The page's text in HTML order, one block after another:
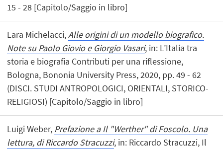
15 - 28 [Capitolo/Saggio in libro]
Lara Michelacci,Alle origini di un modello biografico.
Note su Paolo Giovio e Giorgio Vasari, in: L’Italia tra
storia e biografia Contributi per una riflessione,
Bologna, Bononia University Press, 2020, pp. 49 - 62
(DISCI. STUDI ANTROPOLOGICI, ORIENTALI, STORICO-
RELIGIOSI) [Capitolo/Saggio in libro]
Luigi Weber, Prefazione a Il "Werther" di Foscolo. Una
lettura, di Riccardo Stracuzzi, in: Riccardo Stracuzzi, Il